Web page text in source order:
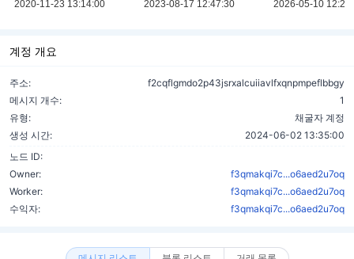
계정 개요
주소:
f2cqflgmdo2p43jsrxalcuiiavlfxqnpmpeflbbgy
메시지 개수:
1
유형:
채굴자 계정
생성 시간:
2024-06-02 13:35:00
노드 ID:
Owner:
f3qmakqi7c...o6aed2u7oq
Worker:
f3qmakqi7c...o6aed2u7oq
수익자:
f3qmakqi7c...o6aed2u7oq